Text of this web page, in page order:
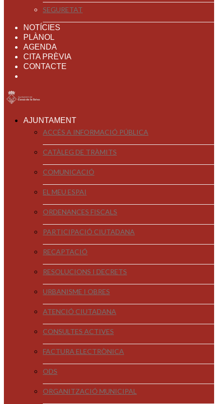
SEGURETAT
NOTÍCIES
PLÀNOL
AGENDA
CITA PRÈVIA
CONTACTE
AJUNTAMENT
ACCÉS A INFORMACIÓ PÚBLICA
CATÀLEG DE TRÀMITS
COMUNICACIÓ
EL MEU ESPAI
ORDENANCES FISCALS
PARTICIPACIÓ CIUTADANA
RECAPTACIÓ
RESOLUCIONS I DECRETS
URBANISME I OBRES
ATENCIÓ CIUTADANA
CONSULTES ACTIVES
FACTURA ELECTRÒNICA
ODS
ORGANITZACIÓ MUNICIPAL